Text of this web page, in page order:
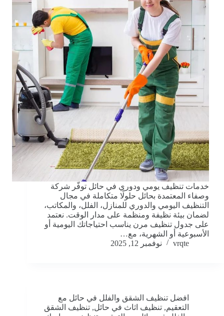
خدمات تنظيف يومي ودوري في حائل توفّر شركة
وصفاء المعتمدة بحائل حلولًا متكاملة في مجال
التنظيف اليومي والدوري للمنازل، الفلل، والمكاتب،
لضمان بيئة نظيفة ومنظمة على مدار الوقت. نعتمد
على جدول تنظيف مرن يناسب احتياجاتك اليومية أو
الأسبوعية أو الشهرية، مع…
vrqte
نوفمبر 12, 2025
افضل تنظيف الشقق والفلل في حائل مع
التعقيم, تنظيف اثاث في حائل, تنظيف الشقق